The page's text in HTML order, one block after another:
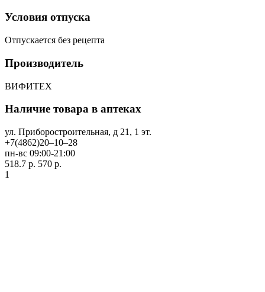
Условия отпуска
Отпускается без рецепта
Производитель
ВИФИТЕХ
Наличие товара в аптеках
ул. Приборостроительная, д 21, 1 эт.
+7(4862)20‒10‒28
пн-вс 09:00-21:00
518.7 р. 570 р.
1